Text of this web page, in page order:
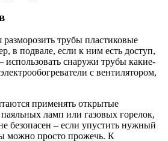
разморозить трубы пластиковые
в подвале, если к ним есть доступ,
использовать снаружи трубы какие-
с вентилятором,
применять открытые
ламп или газовых горелок,
безопасен – если упустить нужный
можно просто прожечь. К